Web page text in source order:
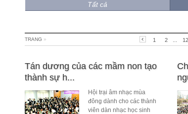
Tất cả
TRANG » 1 2 12
Tán dương của các mầm non tạo
thành sự h...
Hội trại âm nhạc mùa
đông dành cho các thành
viên dàn nhạc học sinh